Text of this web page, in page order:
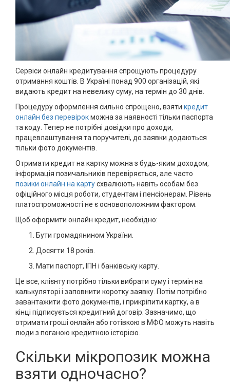
Сервіси онлайн кредитування спрощують процедуру
отримання коштів. В Україні понад 900 організацій, які
видають кредит на невелику суму, на термін до 30 днів.
Процедуру оформлення сильно спрощено, взяти кредит
онлайн без перевірокможна за наявності тільки паспорта
та коду. Тепер не потрібні довідки про доходи,
працевлаштування та поручителі, до заявки додаються
тільки фото документів.
Отримати кредит на картку можна з будь-яким доходом,
інформація позичальників перевіряється, але часто
позики онлайн на картусхвалюють навіть особам без
офіційного місця роботи, студентам і пенсіонерам. Рівень
платоспроможності не є основоположним фактором.
Щоб оформити онлайн кредит, необхідно:
Бути громадянином України.
Досягти 18 років.
Мати паспорт, ІПН і банківську карту.
Це все, клієнту потрібно тільки вибрати суму і термін на
калькуляторі і заповнити коротку заявку. Потім потрібно
завантажити фото документів, і прикріпити картку, а в
кінці підписується кредитний договір. Зазначимо, що
отримати гроші онлайн або готівкою в МФО можуть навіть
люди з поганою кредитною історією.
Скільки мікропозик можна
взяти одночасно?